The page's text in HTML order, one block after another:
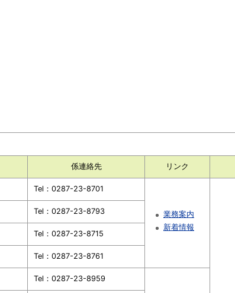
係連絡先 リンク
Tel：0287-23-8701
業務案内
新着情報
Tel：0287-23-8793
Tel：0287-23-8715
Tel：0287-23-8761
Tel：0287-23-8959